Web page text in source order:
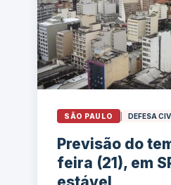
SÃO PAULO DEFESA
Previsão do
feira (21), em